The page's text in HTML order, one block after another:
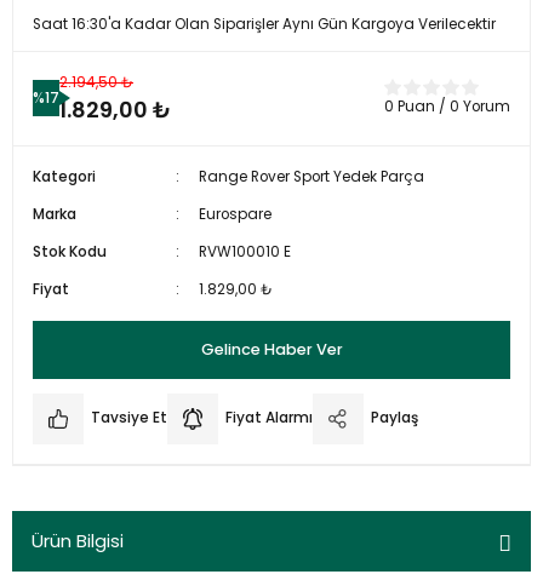
Saat 16:30'a Kadar Olan Siparişler Aynı Gün Kargoya Verilecektir
%17
2.194,50 ₺
1.829,00 ₺ 0 Puan / 0 Yorum
Kategori
Range Rover Sport Yedek Parça
Marka
Eurospare
Stok Kodu
RVW100010 E
Fiyat
1.829,00 ₺
Gelince Haber Ver
Tavsiye Et Fiyat Alarmı Paylaş
Ürün Bilgisi